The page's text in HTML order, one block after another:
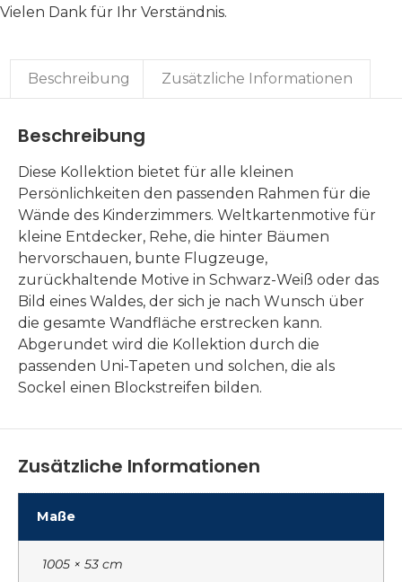
Vielen Dank für Ihr Verständnis.
Beschreibung Zusätzliche Informationen
Beschreibung
Diese Kollektion bietet für alle kleinen
Persönlichkeiten den passenden Rahmen für die
Wände des Kinderzimmers. Weltkartenmotive für
kleine Entdecker, Rehe, die hinter Bäumen
hervorschauen, bunte Flugzeuge,
zurückhaltende Motive in Schwarz-Weiß oder das
Bild eines Waldes, der sich je nach Wunsch über
die gesamte Wandfläche erstrecken kann.
Abgerundet wird die Kollektion durch die
passenden Uni-Tapeten und solchen, die als
Sockel einen Blockstreifen bilden.
Zusätzliche Informationen
Maße
1005 × 53 cm